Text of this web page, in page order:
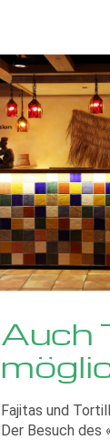
Auch
Fajitas und
Der Besuch des